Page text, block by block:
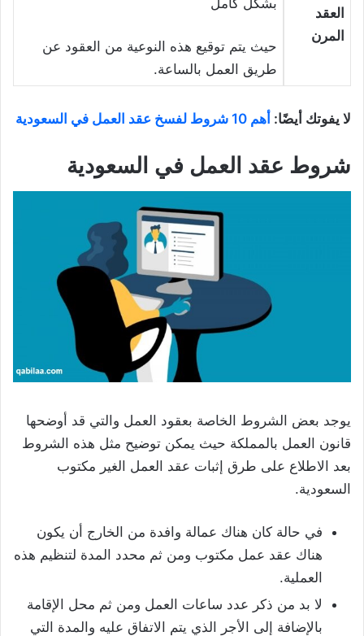
العقد
المرن
بشكل كامل
حيث يتم توقيع هذه النوعية من العقود عن
طريق العمل بالساعة.
لا يفوتك أيضًا: أهم 10 شروط لفسخ عقد العمل في السعودية
شروط عقد العمل في السعودية
يوجد بعض الشروط الخاصة بعقود العمل والتي قد أوضحها
قانون العمل بالمملكة حيث يمكن توضيح مثل هذه الشروط
بعد الاطلاع على طرق إثبات عقد العمل الغير مكتوب
السعودية.
في حالة كان هناك عمالة وافدة من الخارج أن يكون
هناك عقد عمل مكتوب ومن ثم محدد المدة لتنظيم هذه
العملية.
لا بد من ذكر عدد ساعات العمل ومن ثم محل الإقامة
بالإضافة إلى الأجر الذي يتم الاتفاق عليه والمدة التي